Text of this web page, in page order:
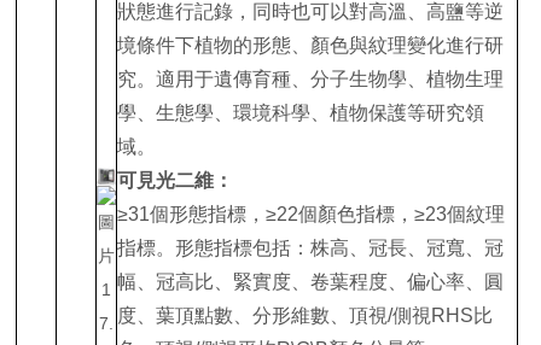
狀態進行記錄，同時也可以對高溫、高鹽等逆
境條件下植物的形態、顏色與紋理變化進行研
究。適用于遺傳育種、分子生物學、植物生理
學、生態學、環境科學、植物保護等研究領
域。
可見光二維：
≥31個形態指標，≥22個顏色指標，≥23個紋理
指標。形態指標包括：株高、冠長、冠寬、冠
幅、冠高比、緊實度、卷葉程度、偏心率、圓
度、葉頂點數、分形維數、頂視/側視RHS比